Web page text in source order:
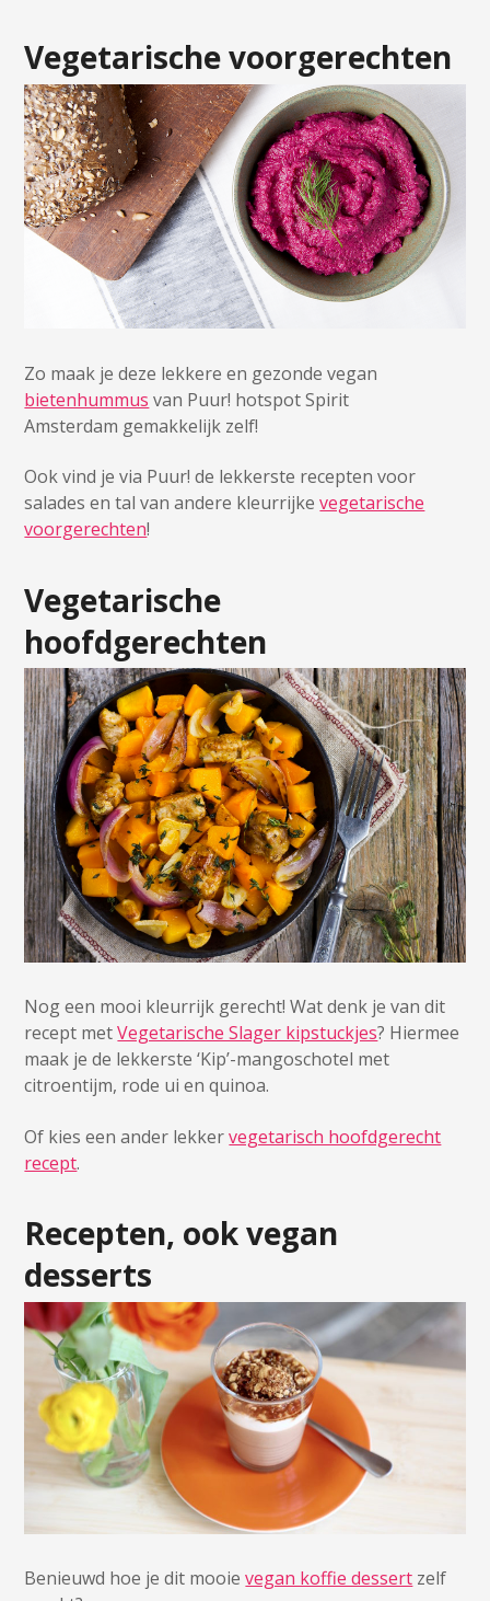
Vegetarische voorgerechten
Zo maak je deze lekkere en gezonde vegan
bietenhummus van Puur! hotspot Spirit
Amsterdam gemakkelijk zelf!
Ook vind je via Puur! de lekkerste recepten voor
salades en tal van andere kleurrijkevegetarische
voorgerechten!
Vegetarische
hoofdgerechten
Nog een mooi kleurrijk gerecht! Wat denk je van dit
recept metVegetarische Slager kipstuckjes? Hiermee
maak je de lekkerste ‘Kip’-mangoschotel met
citroentijm, rode ui en quinoa.
Of kies een ander lekkervegetarisch hoofdgerecht
recept.
Recepten, ook vegan
desserts
Benieuwd hoe je dit mooievegan koffie dessert zelf